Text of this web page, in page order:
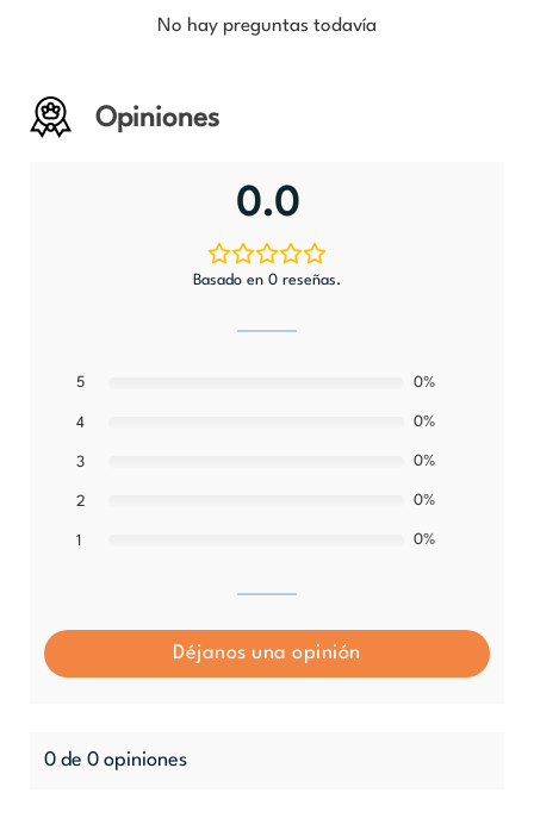
No hay preguntas todavía
Opiniones
0.0
Basado en 0 reseñas.
5 0%
4 0%
3 0%
2 0%
1 0%
Déjanos una opinión
0 de 0 opiniones